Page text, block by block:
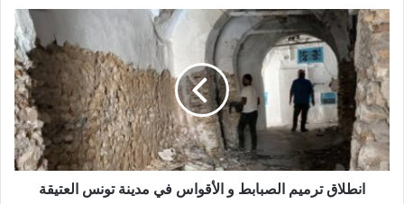
انطلاق ترميم الصبابط و الأقواس في مدينة تونس العتيقة